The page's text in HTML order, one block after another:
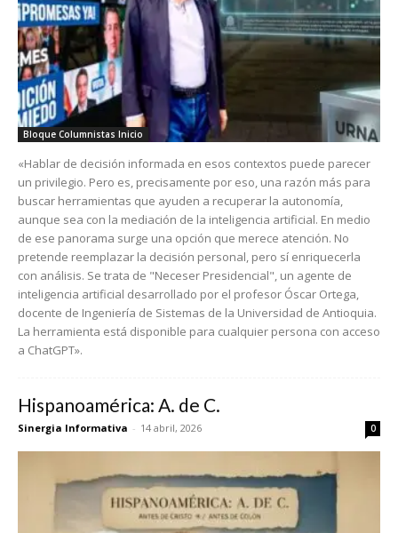
Bloque Columnistas Inicio
«Hablar de decisión informada en esos contextos puede parecer
un privilegio. Pero es, precisamente por eso, una razón más para
buscar herramientas que ayuden a recuperar la autonomía,
aunque sea con la mediación de la inteligencia artificial. En medio
de ese panorama surge una opción que merece atención. No
pretende reemplazar la decisión personal, pero sí enriquecerla
con análisis. Se trata de "Neceser Presidencial", un agente de
inteligencia artificial desarrollado por el profesor Óscar Ortega,
docente de Ingeniería de Sistemas de la Universidad de Antioquia.
La herramienta está disponible para cualquier persona con acceso
a ChatGPT».
Hispanoamérica: A. de C.
Sinergia Informativa - 14 abril, 2026 0